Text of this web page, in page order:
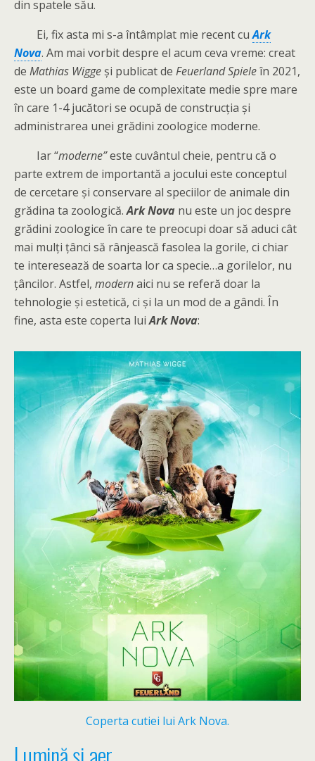
din spatele său.
Ei, fix asta mi s-a întâmplat mie recent cuArk
Nova. Am mai vorbit despre el acum ceva vreme: creat
de Mathias Wigge și publicat de Feuerland Spieleîn 2021,
este un board game de complexitate medie spre mare
în care 1-4 jucători se ocupă de construcția și
administrarea unei grădini zoologice moderne.
Iar “moderne”este cuvântul cheie, pentru că o
parte extrem de importantă a jocului este conceptul
de cercetare și conservare al speciilor de animale din
grădina ta zoologică.Ark Nova nu este un joc despre
grădini zoologice în care te preocupi doar să aduci cât
mai mulți țânci să rânjească fasolea la gorile, ci chiar
te interesează de soarta lor ca specie…a gorilelor, nu
țâncilor. Astfel, modernaici nu se referă doar la
tehnologie și estetică, ci și la un mod de a gândi. În
fine, asta este coperta luiArk Nova:
Coperta cutiei lui Ark Nova.